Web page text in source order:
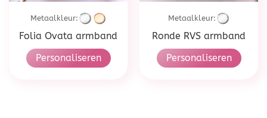
Metaalkleur:
Folia Ovata armband
Personaliseren
Metaalkleur:
Ronde RVS armband
Personaliseren